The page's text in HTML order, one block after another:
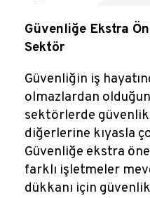
Reklamlar
Blog
Güvenliğe Ekstra
Sektör
Güvenliğin iş
olmazlardan
sektörlerde
diğerlerine kıyasla
Güvenliğe ekstra
farklı işletmeler
dükkanı için